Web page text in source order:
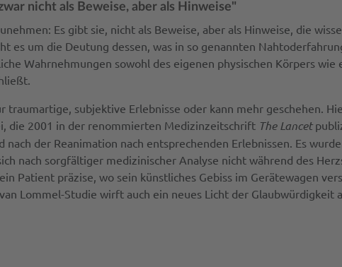
nicht als Beweise, aber als Hinweise"
Es gibt sie, nicht als Beweise, aber als Hinweise, die
es um die Deutung dessen, was in so genannten
Wahrnehmungen sowohl des eigenen physischen Körpers
traumartige, subjektive Erlebnisse oder kann mehr geschehen.
die 2001 in der renommierten Medizinzeitschrift The Lancet
der Reanimation nach entsprechenden Erlebnissen. Es
nach sorgfältiger medizinischer Analyse nicht während des
Patient präzise, wo sein künstliches Gebiss im Gerätewagen
Lommel-Studie wirft auch ein neues Licht der